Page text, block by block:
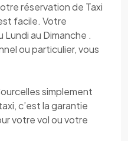
réservation de Taxi
facile. Votre
au Dimanche .
ou particulier, vous
simplement
c’est la garantie
votre vol ou votre